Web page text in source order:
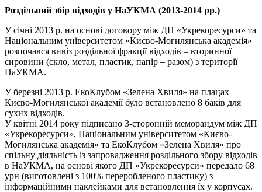
Роздільний збір відходів у НаУКМА (2013-2014 рр.)
У січні 2013 р. на основі договору між ДП «Укрекоресурси» та
Національним університетом «Києво-Могилянська академія»
розпочався вивіз роздільної фракції відходів – вторинної
сировини (скло, метал, пластик, папір – разом) з території
НаУКМА.
У березні 2013 р. ЕкоКлубом «Зелена Хвиля» на плацах
Києво-Могилянської академії було встановлено 8 баків для
сухих відходів.
У квітні 2014 року підписано 3-сторонній меморандум між ДП
«Укрекоресурси», Національним університетом «Києво-
Могилянська академія» та ЕкоКлубом «Зелена Хвиля» про
спільну діяльність із запровадження роздільного збору відходів
в НаУКМА, на основі якого ДП «Укрекоресурси» передало 68
урн (виготовлені з 100% переробленого пластику) з
інформаційними наклейками для встановлення їх у корпусах.